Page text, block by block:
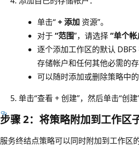
单击“+ 添加 资源”。
对于“范围”，请选择“单个帐
逐个添加工作区的默认
存储帐户和任何其他必需的存
可以随时添加或删除策略中的
单击“查看 + 创建”，然后单击“创建
步骤 2：将策略附加到工作区
服务终结点策略可以同时附加到工作区